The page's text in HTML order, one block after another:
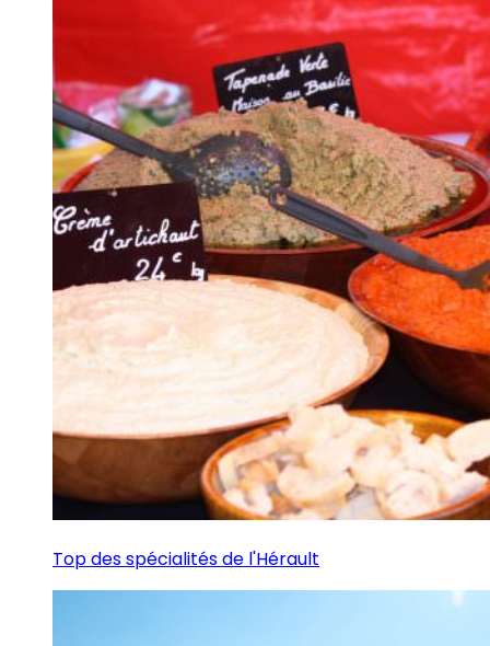
Top des spécialités de l'Hérault